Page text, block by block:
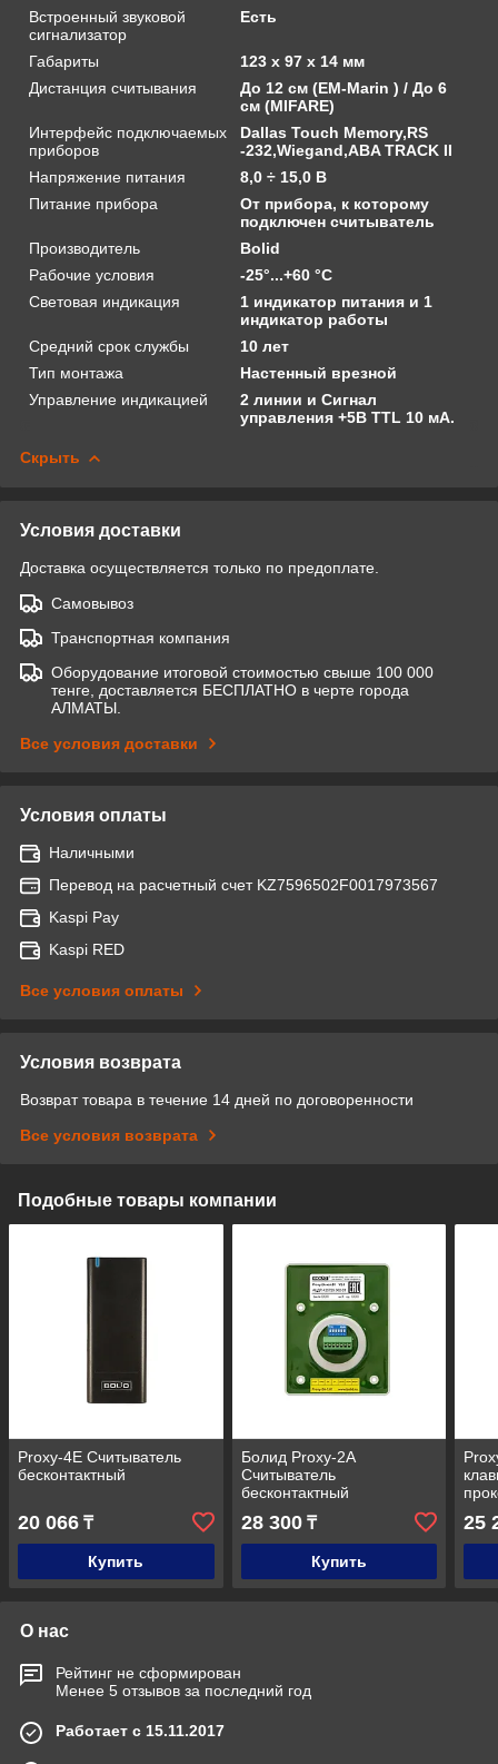
Встроенный звуковой
сигнализатор
Есть
Габариты
123 х 97 х 14 мм
Дистанция считывания
До 12 см (EM-Marin ) / До 6
см (MIFARE)
Интерфейс подключаемых
приборов
Dallas Touch Memory,RS
-232,Wiegand,ABA TRACK II
Напряжение питания
8,0 ÷ 15,0 В
Питание прибора
От прибора, к которому
подключен считыватель
Производитель
Bolid
Рабочие условия
-25°...+60 °C
Световая индикация
1 индикатор питания и 1
индикатор работы
Средний срок службы
10 лет
Тип монтажа
Настенный врезной
Управление индикацией
2 линии и Сигнал
управления +5В TTL 10 мА.
Скрыть
Условия доставки
Доставка осуществляется только по предоплате.
Самовывоз
Транспортная компания
Оборудование итоговой стоимостью свыше 100 000
тенге, доставляется БЕСПЛАТНО в черте города
АЛМАТЫ.
Все условия доставки
Условия оплаты
Наличными
Перевод на расчетный счет KZ7596502F0017973567
Kaspi Pay
Kaspi RED
Все условия оплаты
Условия возврата
Возврат товара в течение 14 дней по договоренности
Все условия возврата
Подобные товары компании
Proxy-4E Считыватель
бесконтактный
20 066 ₸
Купить
Болид Proxy-2А
Считыватель
бесконтактный
28 300₸
Купить
25
О нас
Рейтинг не сформирован
Менее 5 отзывов за последний год
Работает с 15.11.2017